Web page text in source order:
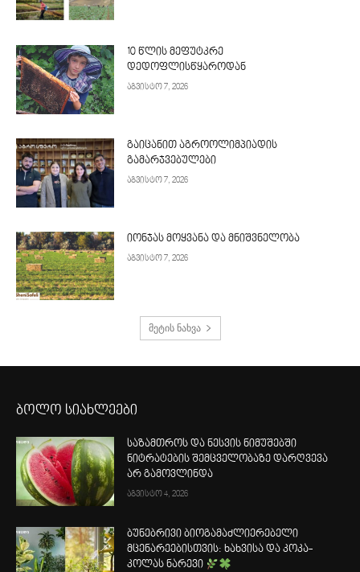
10 წლის მეფუტკრე
დედოფლისწყაროდან
აგვისტო 7, 2026
გაიცანით აგროოლიმპიადის
გამარჯვებულები
აგვისტო 7, 2026
იონჯას მოყვანა და მნიშვნელობა
აგვისტო 7, 2026
მეტის ნახვა
ბოლო სიახლეები
საზამთროს და ნესვის ნიმუშებში
ნიტრატების შემცველობაზე დარღვევა
არ გამოვლინდა
აგვისტო 4, 2026
ბუნებრივი ბიოგამაძლიერებელი
მცენარეებისთვის: ხახვისა და კოკა-
კოლას ნარევი